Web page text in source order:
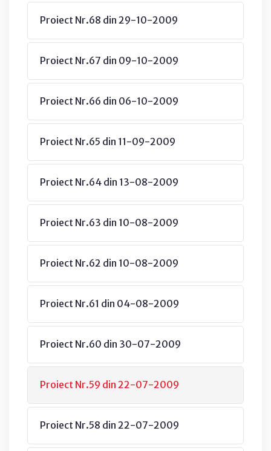
Proiect Nr.68 din 29-10-2009
Proiect Nr.67 din 09-10-2009
Proiect Nr.66 din 06-10-2009
Proiect Nr.65 din 11-09-2009
Proiect Nr.64 din 13-08-2009
Proiect Nr.63 din 10-08-2009
Proiect Nr.62 din 10-08-2009
Proiect Nr.61 din 04-08-2009
Proiect Nr.60 din 30-07-2009
Proiect Nr.59 din 22-07-2009
Proiect Nr.58 din 22-07-2009